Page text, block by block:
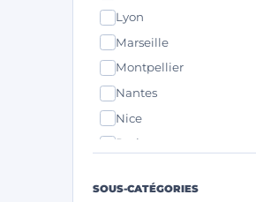
Lyon
Marseille
Montpellier
Nantes
Nice
Paris
Toulouse
SOUS-CATÉGORIES